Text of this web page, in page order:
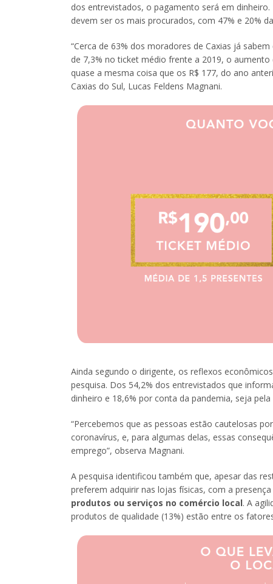
dos entrevistados, o pagamento será em dinheiro.
devem ser os mais procurados, com 47% e 20%
“Cerca de 63% dos moradores de Caxias já
de 7,3% no ticket médio frente a 2019, o
quase a mesma coisa que os R$ 177, do ano
Caxias do Sul, Lucas Feldens Magnani.
Ainda segundo o dirigente, os reflexos
pesquisa. Dos 54,2% dos entrevistados que
dinheiro e 18,6% por conta da pandemia, seja
“Percebemos que as pessoas estão cautelosas
coronavírus, e, para algumas delas, essas
emprego”, observa Magnani.
A pesquisa identificou também que, apesar das
preferem adquirir nas lojas físicas, com a
produtos ou serviços no comércio local. A
produtos de qualidade (13%) estão entre os